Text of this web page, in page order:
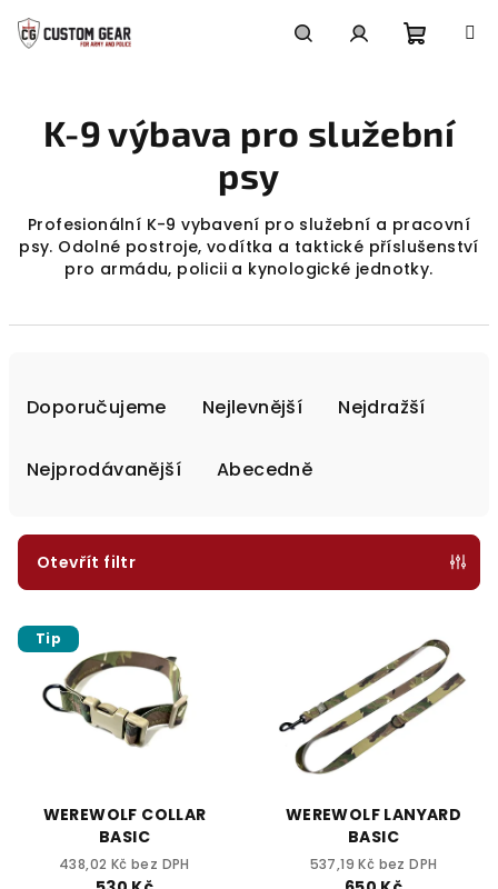
na
obsah
košík
K-9 výbava pro služební
psy
Profesionální K-9 vybavení pro služební a pracovní
psy. Odolné postroje, vodítka a taktické příslušenství
pro armádu, policii a kynologické jednotky.
r
o
d
Doporučujeme Nejlevnější Nejdražší
Nejprodávanější Abecedně
Otevřít filtr
V
ý
Tip
WEREWOLF COLLAR
BASIC
438,02 Kč bez DPH
WEREWOLF LANYARD
BASIC
537,19 Kč bez DPH